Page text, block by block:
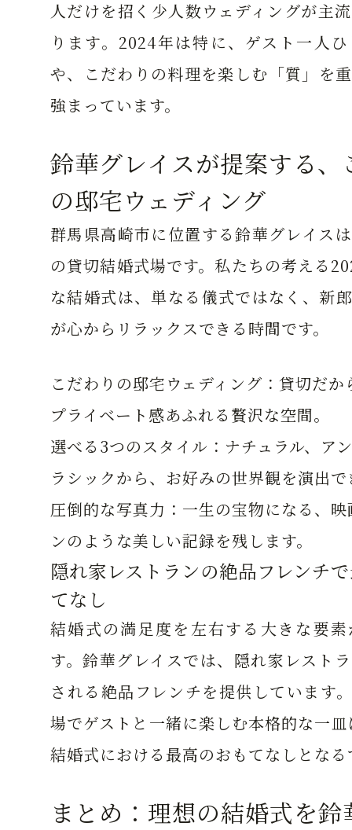
人だけを招く少人数ウェディングが主
ります。2024年は特に、ゲスト一人
や、こだわりの料理を楽しむ「質」を
強まっています。
鈴華グレイスが提案する、
の邸宅ウェディング
群馬県高崎市に位置する鈴華グレイス
の貸切結婚式場です。私たちの考える
な結婚式は、単なる儀式ではなく、新
が心からリラックスできる時間です。
こだわりの邸宅ウェディング： 貸切だか
プライベート感あふれる贅沢な空間。
選べる3つのスタイル： ナチュラル、ア
ラシックから、お好みの世界観を演出で
圧倒的な写真力： 一生の宝物になる、
ンのような美しい記録を残します。
隠れ家レストランの絶品フレンチ
てなし
結婚式の満足度を左右する大きな要
す。鈴華グレイスでは、隠れ家レスト
される絶品フレンチを提供しています
場でゲストと一緒に楽しむ本格的な一
結婚式における最高のおもてなしとな
まとめ：理想の結婚式を鈴